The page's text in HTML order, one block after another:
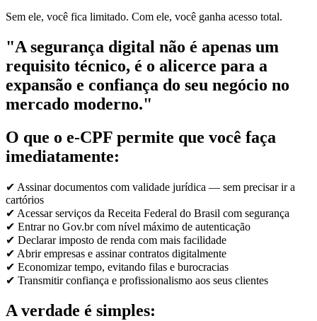
Sem ele, você fica limitado. Com ele, você ganha acesso total.
"A segurança digital não é apenas um
requisito técnico, é o alicerce para a
expansão e confiança do seu negócio no
mercado moderno."
O que o e-CPF permite que você faça
imediatamente:
✔ Assinar documentos com validade jurídica — sem precisar ir a
cartórios
✔ Acessar serviços da Receita Federal do Brasil com segurança
✔ Entrar no Gov.br com nível máximo de autenticação
✔ Declarar imposto de renda com mais facilidade
✔ Abrir empresas e assinar contratos digitalmente
✔ Economizar tempo, evitando filas e burocracias
✔ Transmitir confiança e profissionalismo aos seus clientes
A verdade é simples: